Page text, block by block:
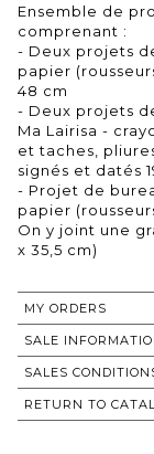
Ensemble de
comprenant :
- Deux projets
papier
48 cm
- Deux projets
Ma Lairisa -
et taches,
signés et datés
- Projet de
papier
On y joint une
x 35,5 cm)
MY ORDERS
SALE
SALES
RETURN TO